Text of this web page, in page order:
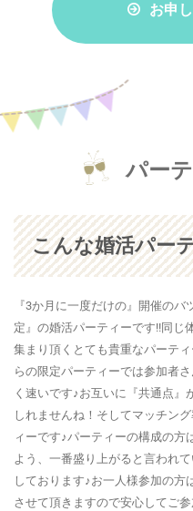
お申
パー
こんな婚活パー
『3か月に一度だけの』開催の
定』の婚活パーティーです!!同じ
集まり頂くとても貴重なパーテ
らの限定パーティーでは参加者
く速いです♪お互いに『共通点』
しれませんね！そしてマッチン
ィーです♪パーティーの構成の方
よう、一番盛り上がると言われ
しております♪お一人様参加の方
させて頂きますので安心してご